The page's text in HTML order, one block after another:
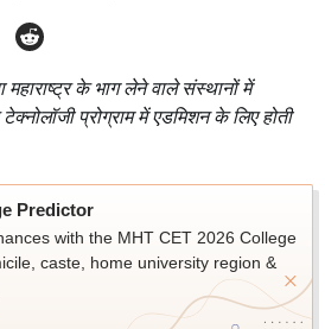
महाराष्ट्र के भाग लेने वाले संस्थानों में
प्रोग्राम में एडमिशन के लिए होती
Predictor
with the MHT CET 2026 College
caste, home university region &